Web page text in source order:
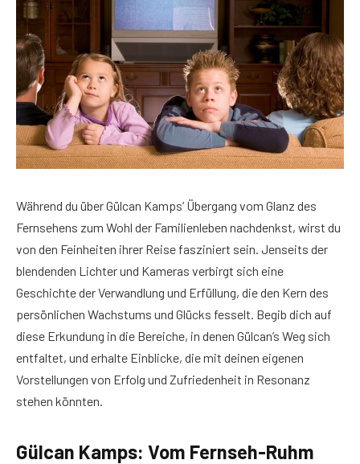
Während du über Gülcan Kamps‘ Übergang vom Glanz des
Fernsehens zum Wohl der Familienleben nachdenkst, wirst du
von den Feinheiten ihrer Reise fasziniert sein. Jenseits der
blendenden Lichter und Kameras verbirgt sich eine
Geschichte der Verwandlung und Erfüllung, die den Kern des
persönlichen Wachstums und Glücks fesselt. Begib dich auf
diese Erkundung in die Bereiche, in denen Gülcan’s Weg sich
entfaltet, und erhalte Einblicke, die mit deinen eigenen
Vorstellungen von Erfolg und Zufriedenheit in Resonanz
stehen könnten.
Gülcan Kamps: Vom Fernseh-Ruhm